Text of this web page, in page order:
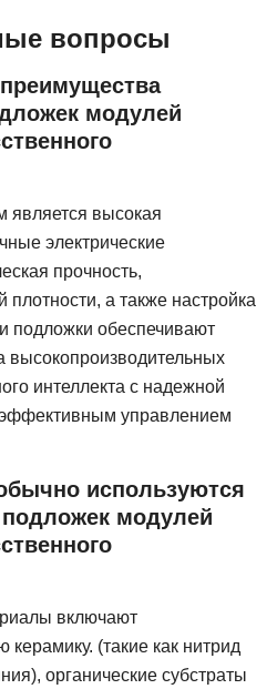
вопросы
модулей
высокая
электрические
прочность,
а также настройка
подложки обеспечивают
высокопроизводительных
интеллекта с надежной
эффективным управлением
используются
модулей
включают
(такие как нитрид
органические субстраты